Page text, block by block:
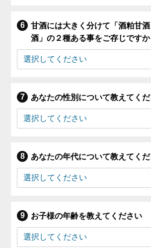
甘酒には大きく分けて「酒粕甘
酒」の２種ある事をご存じですか
あなたの性別について教えてく
あなたの年代について教えてく
お子様の年齢を教えてください